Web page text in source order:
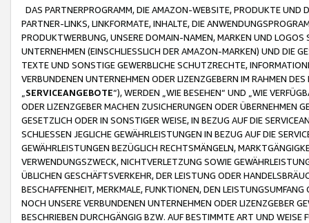
DAS PARTNERPROGRAMM, DIE AMAZON-WEBSITE, PRODUKTE UND
PARTNER-LINKS, LINKFORMATE, INHALTE, DIE
PRODUKTWERBUNG, UNSERE DOMAIN-NAMEN, MARKEN UND
UNTERNEHMEN (EINSCHLIESSLICH DER AMAZON-MARKEN) UND DIE
TEXTE UND SONSTIGE GEWERBLICHE SCHUTZRECHTE,
VERBUNDENEN UNTERNEHMEN ODER LIZENZGEBERN IM RAHMEN
SERVICEANGEBOTE“), WERDEN „WIE BESEHEN“ UND „WIE
ODER LIZENZGEBER MACHEN ZUSICHERUNGEN ODER ÜBERNEHMEN
GESETZLICH ODER IN SONSTIGER WEISE, IN BEZUG AUF DIE
SCHLIESSEN JEGLICHE GEWÄHRLEISTUNGEN IN BEZUG AUF DIE
GEWÄHRLEISTUNGEN BEZÜGLICH RECHTSMÄNGELN,
VERWENDUNGSZWECK, NICHTVERLETZUNG SOWIE
ÜBLICHEN GESCHÄFTSVERKEHR, DER LEISTUNG ODER
BESCHAFFENHEIT, MERKMALE, FUNKTIONEN, DEN
NOCH UNSERE VERBUNDENEN UNTERNEHMEN ODER LIZENZGEBER
BESCHRIEBEN DURCHGÄNGIG BZW. AUF BESTIMMTE ART UND